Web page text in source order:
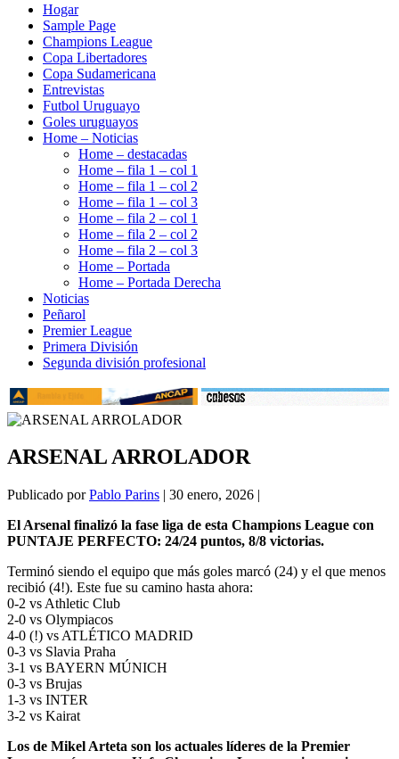
Hogar
Sample Page
Champions League
Copa Libertadores
Copa Sudamericana
Entrevistas
Futbol Uruguayo
Goles uruguayos
Home – Noticias
Home – destacadas
Home – fila 1 – col 1
Home – fila 1 – col 2
Home – fila 1 – col 3
Home – fila 2 – col 1
Home – fila 2 – col 2
Home – fila 2 – col 3
Home – Portada
Home – Portada Derecha
Noticias
Peñarol
Premier League
Primera División
Segunda división profesional
ARSENAL ARROLADOR
Publicado porPablo Parins | 30 enero, 2026 |
El Arsenal finalizó la fase liga de esta Champions League con
PUNTAJE PERFECTO: 24/24 puntos, 8/8 victorias.
Terminó siendo el equipo que más goles marcó (24) y el que menos
recibió (4!). Este fue su camino hasta ahora:
0-2 vs Athletic Club
2-0 vs Olympiacos
4-0 (!) vs ATLÉTICO MADRID
0-3 vs Slavia Praha
3-1 vs BAYERN MÚNICH
0-3 vs Brujas
1-3 vs INTER
3-2 vs Kairat
Los de Mikel Arteta son los actuales líderes de la Premier